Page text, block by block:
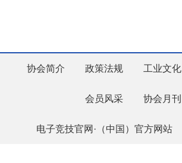
协会简介 政策法规 工业文化
会员风采 协会月刊
电子竞技官网·（中国）官方网站